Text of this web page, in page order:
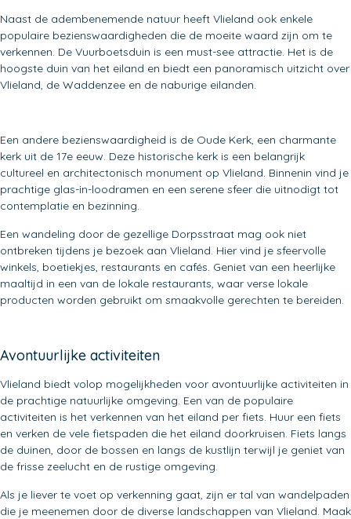
Naast de adembenemende natuur heeft Vlieland ook enkele
populaire bezienswaardigheden die de moeite waard zijn om te
verkennen. De Vuurboetsduin is een must-see attractie. Het is de
hoogste duin van het eiland en biedt een panoramisch uitzicht over
Vlieland, de Waddenzee en de naburige eilanden.
Een andere bezienswaardigheid is de Oude Kerk, een charmante
kerk uit de 17e eeuw. Deze historische kerk is een belangrijk
cultureel en architectonisch monument op Vlieland. Binnenin vind je
prachtige glas-in-loodramen en een serene sfeer die uitnodigt tot
contemplatie en bezinning.
Een wandeling door de gezellige Dorpsstraat mag ook niet
ontbreken tijdens je bezoek aan Vlieland. Hier vind je sfeervolle
winkels, boetiekjes, restaurants en cafés. Geniet van een heerlijke
maaltijd in een van de lokale restaurants, waar verse lokale
producten worden gebruikt om smaakvolle gerechten te bereiden.
Avontuurlijke activiteiten
Vlieland biedt volop mogelijkheden voor avontuurlijke activiteiten in
de prachtige natuurlijke omgeving. Een van de populaire
activiteiten is het verkennen van het eiland per fiets. Huur een fiets
en verken de vele fietspaden die het eiland doorkruisen. Fiets langs
de duinen, door de bossen en langs de kustlijn terwijl je geniet van
de frisse zeelucht en de rustige omgeving.
Als je liever te voet op verkenning gaat, zijn er tal van wandelpaden
die je meenemen door de diverse landschappen van Vlieland. Maak